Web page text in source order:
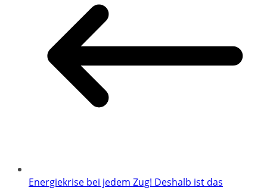
Energiekrise bei jedem Zug! Deshalb ist das